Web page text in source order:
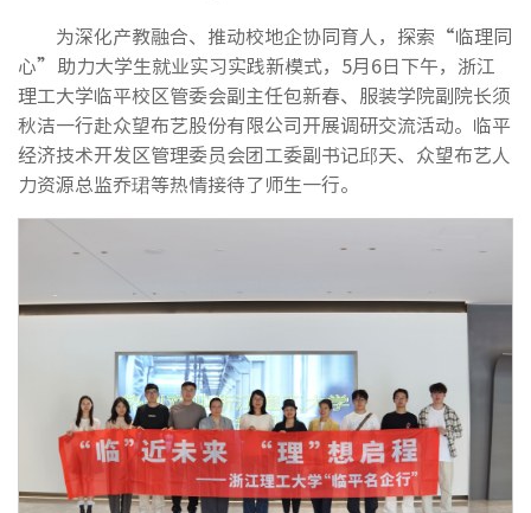
为深化产教融合、推动校地企协同育人，探索“临理同
心”助力大学生就业实习实践新模式，5月6日下午，浙江
理工大学临平校区管委会副主任包新春、服装学院副院长须
秋洁一行赴众望布艺股份有限公司开展调研交流活动。临平
经济技术开发区管理委员会团工委副书记邱天、众望布艺人
力资源总监乔珺等热情接待了师生一行。